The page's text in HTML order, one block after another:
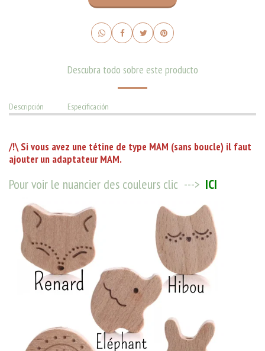
Descubra todo sobre este producto
Descripción Especificación
/!\ Si vous avez une tétine de type MAM (sans boucle) il faut
ajouter un adaptateur MAM.
Pour voir le nuancier des couleurs clic ---> ICI